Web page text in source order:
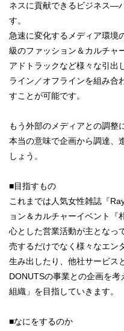
ネスに貢献できるビジネス―
す。
急速に変化するメディア環境
級のファッション＆カルチャ
アドトラックなど様々な引出
ライン／オフラインを組み合
すことが可能です。
もう外部のメディアとの調整
本当の意味で企画から調達、
しょう。
■目指すもの
これまでは人気女性雑誌『
ョン＆カルチャーイベント『
心とした営業活動が主となっ
売するだけでなく様々なエン
生み出したり、他社サービス
DONUTSの事業との企画を
組織」を目指していきます。
■なにをするのか